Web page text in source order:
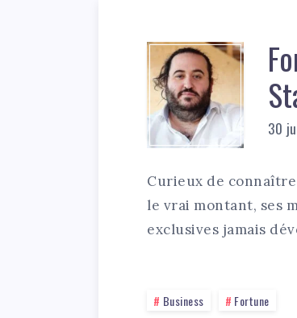
30
Curieux de
le vrai montant, ses
exclusives jamais
Business Fortune